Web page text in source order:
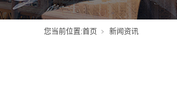
您当前位置:首页 新闻资讯